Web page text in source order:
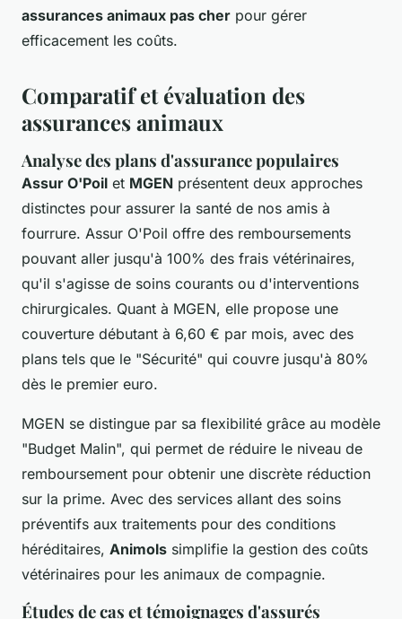
assurances animaux pas cher pour gérer
efficacement les coûts.
Comparatif et évaluation des
assurances animaux
Analyse des plans d'assurance populaires
Assur O'Poil et MGEN présentent deux approches
distinctes pour assurer la santé de nos amis à
fourrure. Assur O'Poil offre des remboursements
pouvant aller jusqu'à 100% des frais vétérinaires,
qu'il s'agisse de soins courants ou d'interventions
chirurgicales. Quant à MGEN, elle propose une
couverture débutant à 6,60 € par mois, avec des
plans tels que le "Sécurité" qui couvre jusqu'à 80%
dès le premier euro.
MGEN se distingue par sa flexibilité grâce au modèle
"Budget Malin", qui permet de réduire le niveau de
remboursement pour obtenir une discrète réduction
sur la prime. Avec des services allant des soins
préventifs aux traitements pour des conditions
héréditaires, Animols simplifie la gestion des coûts
vétérinaires pour les animaux de compagnie.
Études de cas et témoignages d'assurés